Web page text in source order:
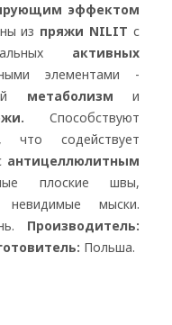
эффектом
из пряжи NILIT с
активных
элементами -
метаболизми
Способствуют
что содействует
антицеллюлитным
плоские швы,
невидимые мыски.
Производитель:
Польша.